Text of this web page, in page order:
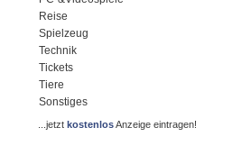
Reise
Spielzeug
Technik
Tickets
Tiere
Sonstiges
...jetztkostenlosAnzeige eintragen!